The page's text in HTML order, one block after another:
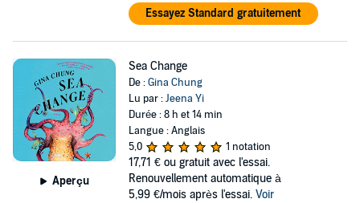
Essayez Standard gratuitement
Aperçu
Sea Change
De :Gina Chung
Lu par :Jeena Yi
Durée : 8 h et 14 min
Langue : Anglais
5,0
1 notation
17,71 € ou gratuit avec l'essai.
Renouvellement automatique à
5,99 €/mois après l'essai. Voir